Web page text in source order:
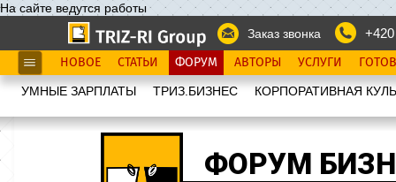
На сайте ведутся работы
Заказ звонка
НОВОЕ СТАТЬИ ФОРУМ АВТОРЫ УСЛУГИ
УМНЫЕ ЗАРПЛАТЫ ТРИЗ.БИЗНЕС КОРПОРАТИВНАЯ
ФОРУМ